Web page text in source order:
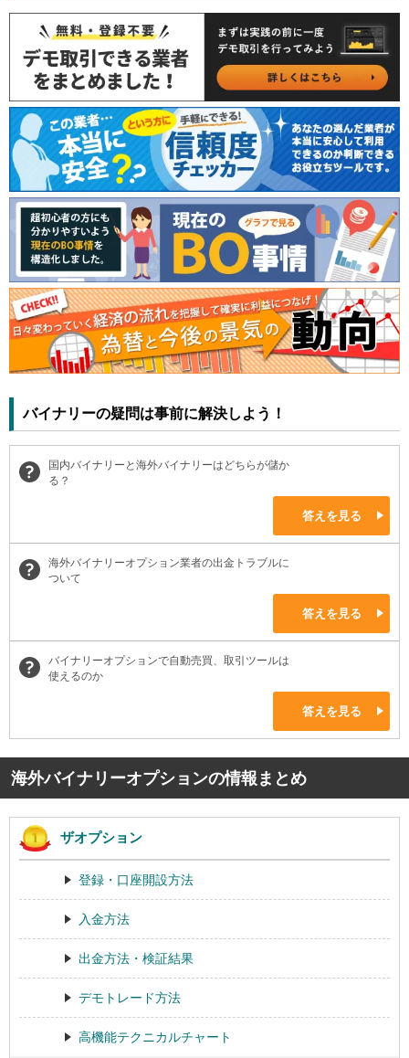
バイナリーの疑問は事前に解決しよう！
国内バイナリーと海外バイナリーはどちらが儲か
る？
答えを見る
海外バイナリーオプション業者の出金トラブルに
ついて
答えを見る
バイナリーオプションで自動売買、取引ツールは
使えるのか
答えを見る
海外バイナリーオプションの情報まとめ
ザオプション
登録・口座開設方法
入金方法
出金方法・検証結果
デモトレード方法
高機能テクニカルチャート